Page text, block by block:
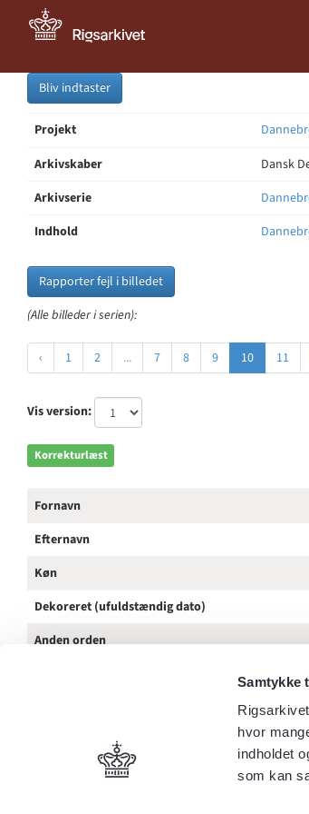
Samtykke
hvor
indholdet
som kan
Bliv indtaster
Projekt
Arkivskaber
Dansk
Arkivserie
Indhold
Rapporter fejl i billedet
(Alle billeder i serien):
‹ 1 2 ... 7 8 9 10 11
Vis version:
Korrekturlæst
Fornavn
Efternavn
Køn
Dekoreret (ufuldstændig dato)
Anden orden